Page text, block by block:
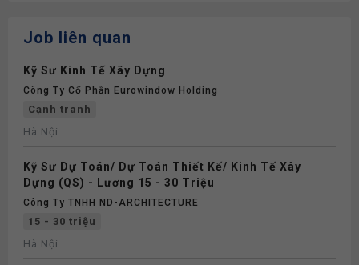
Job liên quan
Kỹ Sư Kinh Tế Xây Dựng
Công Ty Cổ Phần Eurowindow Holding
Cạnh tranh
Hà Nội
Kỹ Sư Dự Toán/ Dự Toán Thiết Kế/ Kinh Tế Xây
Dựng (QS) - Lương 15 - 30 Triệu
Công Ty TNHH ND-ARCHITECTURE
15 - 30 triệu
Hà Nội